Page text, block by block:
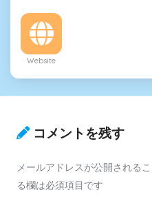
Website
コメントを残す
メールアドレスが公開される
る欄は必須項目です